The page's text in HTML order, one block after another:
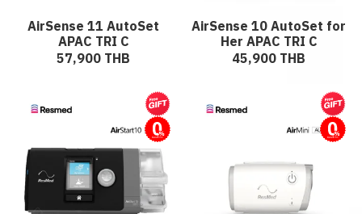
AirSense 11 AutoSet
APAC TRI C
57,900 THB
AirSense 10 AutoSet for
Her APAC TRI C
45,900 THB
ผ่อนชำระ ผ่อนชำระ